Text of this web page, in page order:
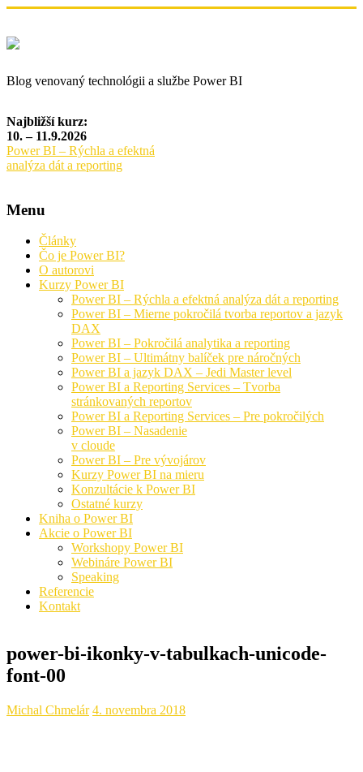
Blog venovaný technológii a službe Power BI
Najbližší kurz:
10. – 11.9.2026
Power BI – Rýchla a efektná
analýza dát a reporting
Menu
Články
Čo je Power BI?
O autorovi
Kurzy Power BI
Power BI – Rýchla a efektná analýza dát a reporting
Power BI – Mierne pokročilá tvorba reportov a jazyk
DAX
Power BI – Pokročilá analytika a reporting
Power BI – Ultimátny balíček pre náročných
Power BI a jazyk DAX – Jedi Master level
Power BI a Reporting Services – Tvorba
stránkovaných reportov
Power BI a Reporting Services – Pre pokročilých
Power BI – Nasadenie
v cloude
Power BI – Pre vývojárov
Kurzy Power BI na mieru
Konzultácie k Power BI
Ostatné kurzy
Kniha o Power BI
Akcie o Power BI
Workshopy Power BI
Webináre Power BI
Speaking
Referencie
Kontakt
power-bi-ikonky-v-tabulkach-unicode-
font-00
Michal Chmelár 4. novembra 2018